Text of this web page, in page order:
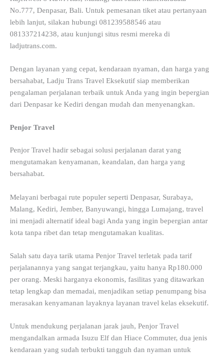
No.777, Denpasar, Bali. Untuk pemesanan tiket atau pertanyaan
lebih lanjut, silakan hubungi 081239588546 atau
081337214238, atau kunjungi situs resmi mereka di
ladjutrans.com.
Dengan layanan yang cepat, kendaraan nyaman, dan harga yang
bersahabat, Ladju Trans Travel Eksekutif siap memberikan
pengalaman perjalanan terbaik untuk Anda yang ingin bepergian
dari Denpasar ke Kediri dengan mudah dan menyenangkan.
Penjor Travel
Penjor Travel hadir sebagai solusi perjalanan darat yang
mengutamakan kenyamanan, keandalan, dan harga yang
bersahabat.
Melayani berbagai rute populer seperti Denpasar, Surabaya,
Malang, Kediri, Jember, Banyuwangi, hingga Lumajang, travel
ini menjadi alternatif ideal bagi Anda yang ingin bepergian antar
kota tanpa ribet dan tetap mengutamakan kualitas.
Salah satu daya tarik utama Penjor Travel terletak pada tarif
perjalanannya yang sangat terjangkau, yaitu hanya Rp180.000
per orang. Meski harganya ekonomis, fasilitas yang ditawarkan
tetap lengkap dan memadai, menjadikan setiap penumpang bisa
merasakan kenyamanan layaknya layanan travel kelas eksekutif.
Untuk mendukung perjalanan jarak jauh, Penjor Travel
mengandalkan armada Isuzu Elf dan Hiace Commuter, dua jenis
kendaraan yang sudah terbukti tangguh dan nyaman untuk